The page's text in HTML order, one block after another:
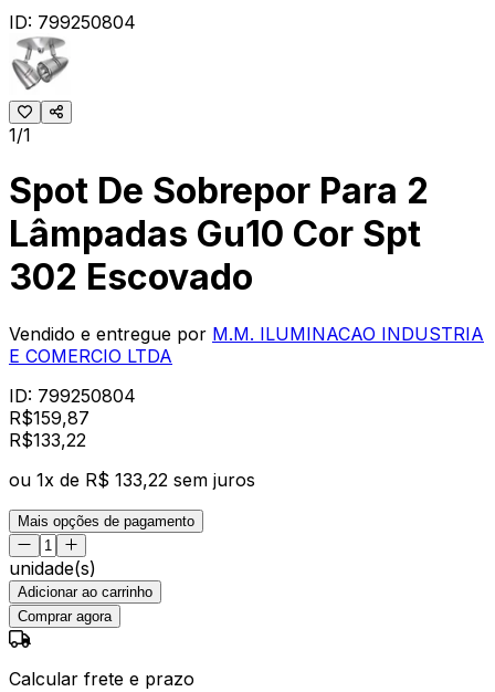
ID: 799250804
1/1
Spot De Sobrepor Para 2
Lâmpadas Gu10 Cor Spt
302 Escovado
Vendido e entregue por M.M. ILUMINACAO INDUSTRIA
E COMERCIO LTDA
ID: 799250804
R$159,87
R$133,22
ou 1x de R$ 133,22 sem juros
Mais opções de pagamento
unidade(s)
Adicionar ao carrinho
Comprar agora
Calcular frete e prazo